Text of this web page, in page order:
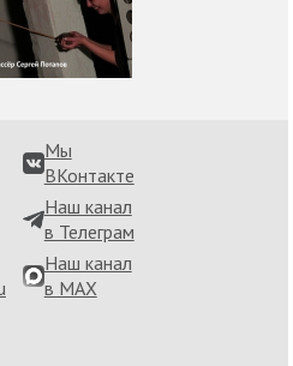
Мы
ВКонтакте
Наш канал
в Телеграм
Наш канал
в MAX